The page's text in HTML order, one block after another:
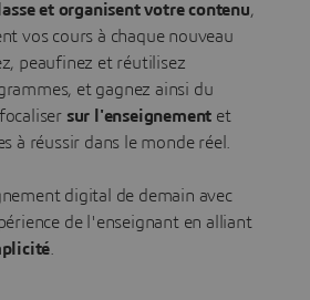
et organisent votre contenu,
vos cours à chaque nouveau
peaufinez et réutilisez
et gagnez ainsi du
sur l'enseignement et
à réussir dans le monde réel.
digital de demain avec
de l'enseignant en alliant